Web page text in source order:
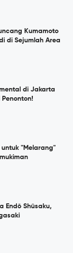
Kumamoto
di Sejumlah Area
di Jakarta
Penonton!
"Melarang"
Endō Shūsaku,